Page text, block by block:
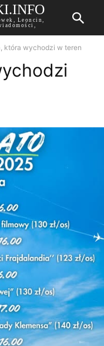
Leoncin,
która wychodzi w teren